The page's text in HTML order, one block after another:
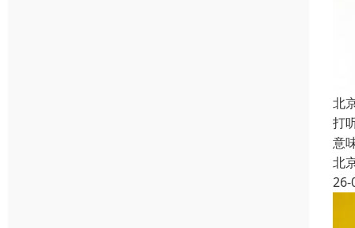
北
打
意
北
26-